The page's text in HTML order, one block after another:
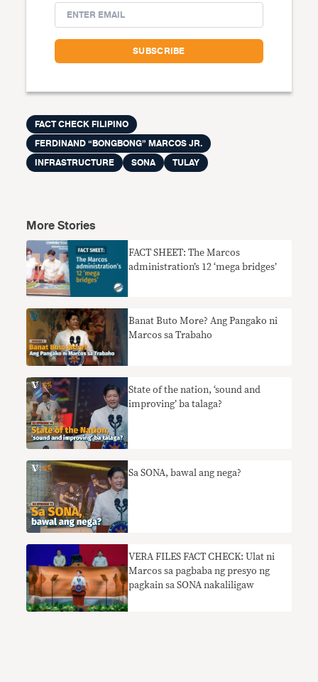
FACT CHECK FILIPINO
FERDINAND “BONGBONG” MARCOS JR.
INFRASTRUCTURE
SONA TULAY
More Stories
FACT SHEET: The Marcos
administration’s 12 ‘mega bridges’
Banat Buto More? Ang Pangako ni
Marcos sa Trabaho
State of the nation, ‘sound and
improving’ ba talaga?
Sa SONA, bawal ang nega?
VERA FILES FACT CHECK: Ulat ni
Marcos sa pagbaba ng presyo ng
pagkain sa SONA nakaliligaw